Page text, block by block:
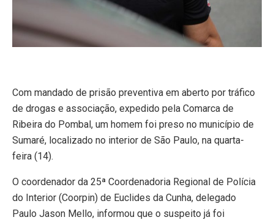
Com mandado de prisão preventiva em aberto por tráfico
de drogas e associação, expedido pela Comarca de
Ribeira do Pombal, um homem foi preso no município de
Sumaré, localizado no interior de São Paulo, na quarta-
feira (14).
O coordenador da 25ª Coordenadoria Regional de Polícia
do Interior (Coorpin) de Euclides da Cunha, delegado
Paulo Jason Mello, informou que o suspeito já foi